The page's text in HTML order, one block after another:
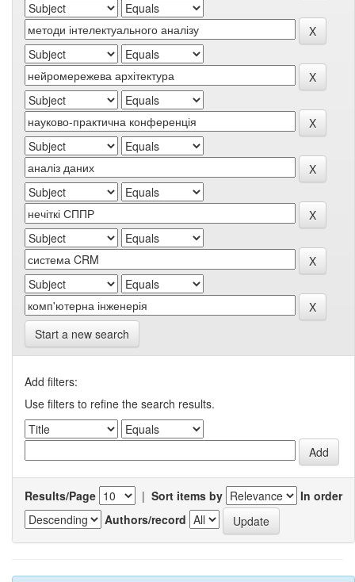
Start a new search
Add filters:
Use filters to refine the search results.
Results/Page | Sort items by
In order
Authors/record